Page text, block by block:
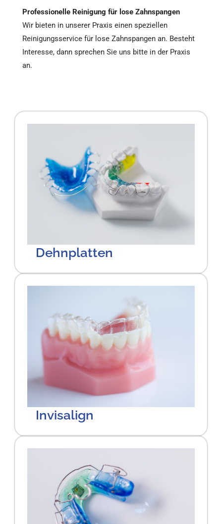
Professionelle Reinigung für lose Zahnspangen
Wir bieten in unserer Praxis einen speziellen
Reinigungsservice für lose Zahnspangen an. Besteht
Interesse, dann sprechen Sie uns bitte in der Praxis
an.
Dehnplatten
Invisalign